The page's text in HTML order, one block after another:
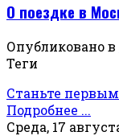
О поездке в
Опубликовано в
Теги
Станьте
Подробнее ...
Среда, 17